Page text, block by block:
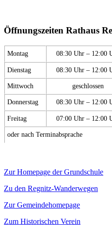
Öffnungszeiten Rathaus
Montag 08:30 Uhr – 12:00
Dienstag 08:30 Uhr – 12:00
Mittwoch geschlossen
Donnerstag 08:30 Uhr – 12:00
Freitag 07:00 Uhr – 12:00
oder nach Terminabsprache
Zur Homepage der Grundschule
Zu den Regnitz-Wanderwegen
Zur Gemeindehomepage
Zum Historischen Verein